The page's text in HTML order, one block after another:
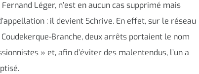
Léger, n’est en aucun cas supprimé mais
: il devient Schrive. En effet, sur le réseau
Coudekerque-Branche, deux arrêts portaient le nom
» et, afin d’éviter des malentendus, l’un a